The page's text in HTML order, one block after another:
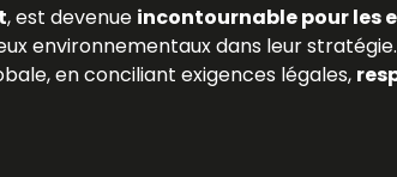
, est devenue incontournable pour les
environnementaux dans leur
en conciliant exigences légales,